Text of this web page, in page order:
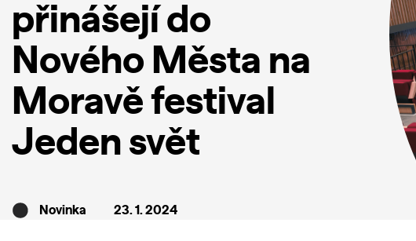
přinášejí do
Nového Města na
Moravě festival
Jeden svět
Novinka 23. 1. 2024